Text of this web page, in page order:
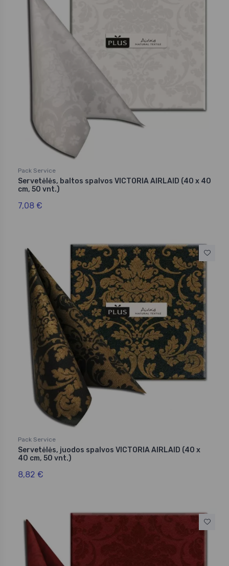
Pack Service
Servetėlės, baltos spalvos VICTORIA AIRLAID (40 x 40
cm, 50 vnt.)
7,08 €
Pack Service
Servetėlės, juodos spalvos VICTORIA AIRLAID (40 x
40 cm, 50 vnt.)
8,82 €